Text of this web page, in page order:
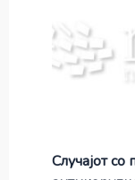
Случајот со